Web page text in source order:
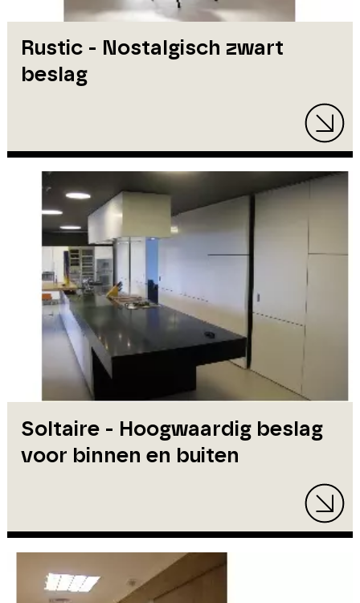
Rustic - Nostalgisch zwart
beslag
Soltaire - Hoogwaardig beslag
voor binnen en buiten